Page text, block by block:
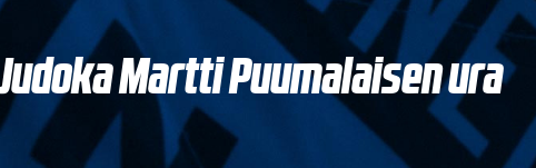
Martti Puumalaisen ura